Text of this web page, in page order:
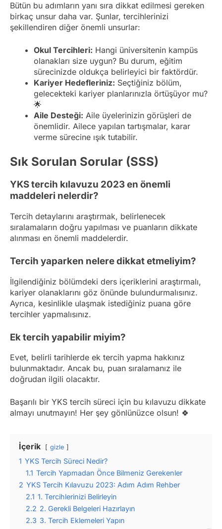
Bütün bu adımların yanı sıra dikkat edilmesi gereken
birkaç unsur daha var. Şunlar, tercihlerinizi
şekillendiren diğer önemli unsurlar:
Okul Tercihleri: Hangi üniversitenin kampüs
olanakları size uygun? Bu durum, eğitim
sürecinizde oldukça belirleyici bir faktördür.
Kariyer Hedefleriniz: Seçtiğiniz bölüm,
gelecekteki kariyer planlarınızla örtüşüyor mu?
🌟
Aile Desteği: Aile üyelerinizin görüşleri de
önemlidir. Ailece yapılan tartışmalar, karar
verme sürecine ışık tutabilir.
Sık Sorulan Sorular (SSS)
YKS tercih kılavuzu 2023 en önemli
maddeleri nelerdir?
Tercih detaylarını araştırmak, belirlenecek
sıralamaların doğru yapılması ve puanların dikkate
alınması en önemli maddelerdir.
Tercih yaparken nelere dikkat etmeliyim?
İlgilendiğiniz bölümdeki ders içeriklerini araştırmalı,
kariyer olanaklarını göz önünde bulundurmalısınız.
Ayrıca, kesinlikle ulaşmak istediğiniz puana göre
tercihler yapmalısınız.
Ek tercih yapabilir miyim?
Evet, belirli tarihlerde ek tercih yapma hakkınız
bulunmaktadır. Ancak bu, puan sıralamanız ile
doğrudan ilgili olacaktır.
Başarılı bir YKS tercih süreci için bu kılavuzu dikkate
almayı unutmayın! Her şey gönlünüzce olsun! 🍀
İçerik gizle
1 YKS Tercih Süreci Nedir?
1.1 Tercih Yapmadan Önce Bilmeniz Gerekenler
2 YKS Tercih Kılavuzu 2023: Adım Adım Rehber
2.1 1. Tercihlerinizi Belirleyin
2.2 2. Gerekli Belgeleri Hazırlayın
2.3 3. Tercih Eklemeleri Yapın